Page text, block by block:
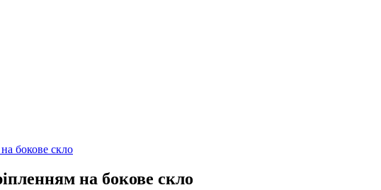
бокове скло
на бокове скло